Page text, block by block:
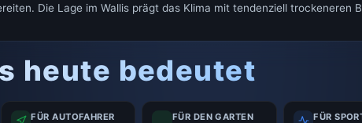
Die Lage im Wallis prägt das Klima mit tendenziell trockeneren
heute bedeutet
FÜR AUTOFAHRER FÜR DEN GARTEN FÜR